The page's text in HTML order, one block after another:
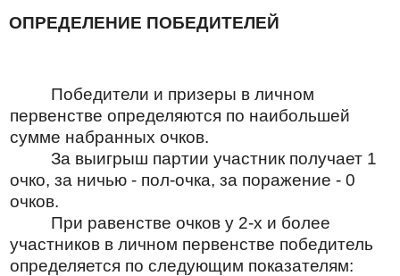
ОПРЕДЕЛЕНИЕ ПОБЕДИТЕЛЕЙ
Победители и призеры в личном
первенстве определяются по наибольшей
сумме набранных очков.
За выигрыш партии участник получает 1
очко, за ничью - пол-очка, за поражение - 0
очков.
При равенстве очков у 2-х и более
участников в личном первенстве победитель
определяется по следующим показателям: